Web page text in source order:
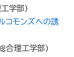
学部)
コモンズへの誘
合理工学部)